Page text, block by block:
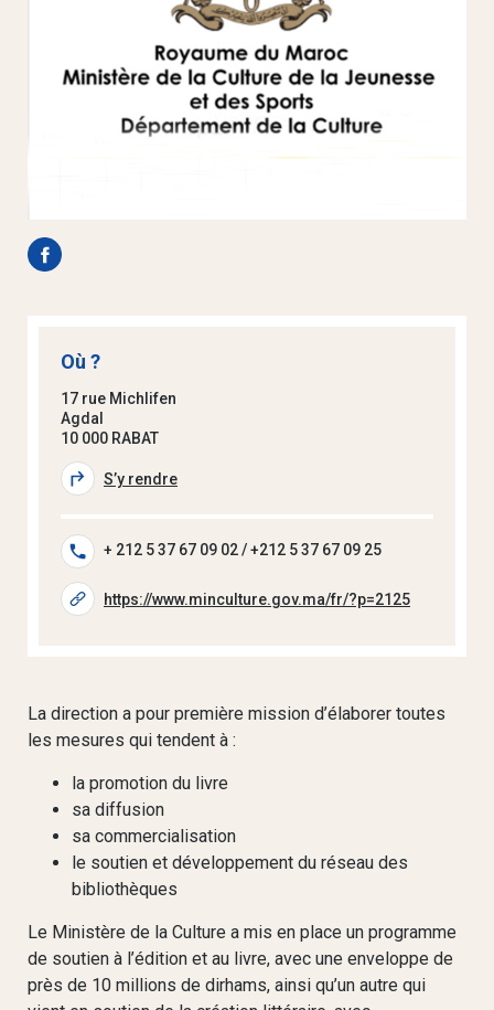
Où ?
17 rue Michlifen
Agdal
10 000 RABAT
S’y rendre
+ 212 5 37 67 09 02 / +212 5 37 67 09 25
https://www.minculture.gov.ma/fr/?p=2125
La direction a pour première mission d’élaborer toutes
les mesures qui tendent à :
la promotion du livre
sa diffusion
sa commercialisation
le soutien et développement du réseau des
bibliothèques
Le Ministère de la Culture a mis en place un programme
de soutien à l’édition et au livre, avec une enveloppe de
près de 10 millions de dirhams, ainsi qu’un autre qui